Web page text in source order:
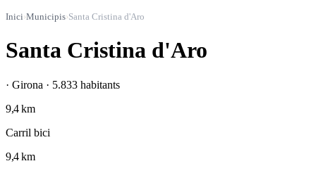
Inici›Municipis›Santa Cristina d'Aro
Santa Cristina d'Aro
· Girona · 5.833 habitants
9,4 km
Carril bici
9,4 km